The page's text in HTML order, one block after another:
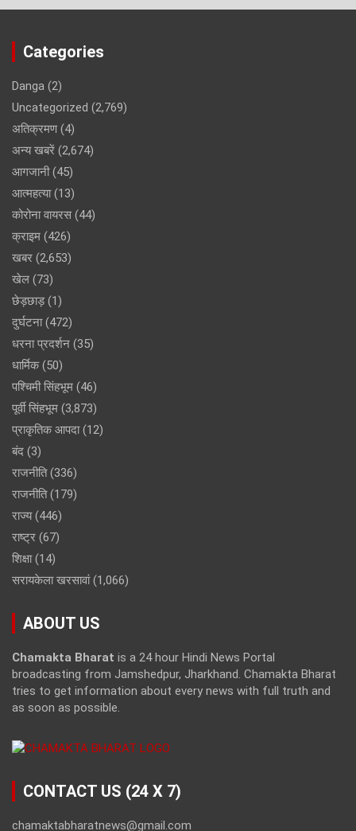
Categories
Danga (2)
Uncategorized (2,769)
अतिक्रमण(4)
अन्य खबरें (2,674)
आगजानी(45)
आत्महत्या(13)
कोरोना वायरस (44)
क्राइम (426)
खबर (2,653)
खेल (73)
छेड़छाड़(1)
दुर्घटना(472)
धरना प्रदर्शन (35)
धार्मिक(50)
पश्चिमी सिंहभूम (46)
पूर्वी सिंहभूम (3,873)
प्राकृतिक आपदा(12)
बंद (3)
राजनीति(336)
राजनीति(179)
राज्य(446)
राष्ट्र (67)
शिक्षा(14)
सरायकेला खरसावां(1,066)
ABOUT US
Chamakta Bharat is a 24 hour Hindi News Portal
broadcasting from Jamshedpur, Jharkhand. Chamakta Bharat
tries to get information about every news with full truth and
as soon as possible.
CONTACT US (24 X 7)
chamaktabharatnews@gmail.com